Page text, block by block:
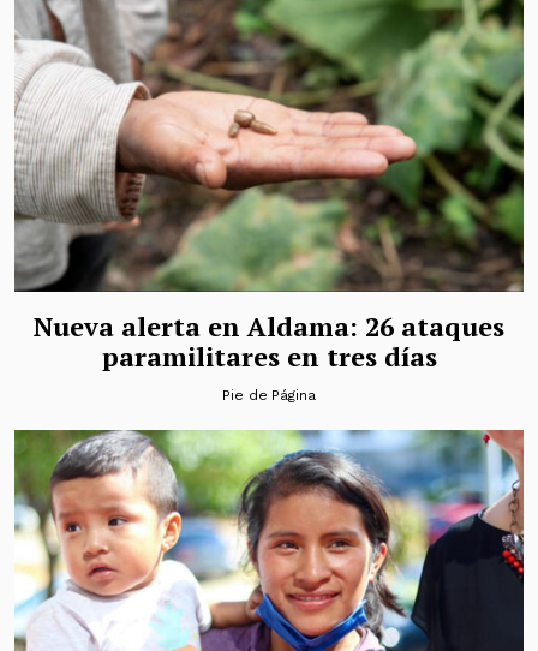
Nueva alerta en Aldama: 26 ataques
paramilitares en tres días
Pie de Página